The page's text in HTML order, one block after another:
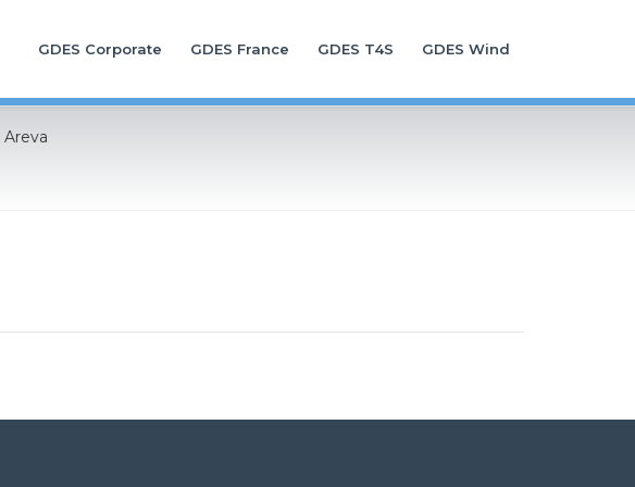
GDES Corporate GDES France GDES T4S GDES Wind
Areva